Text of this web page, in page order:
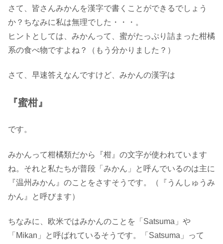
さて、皆さんみかんを漢字で書くことができるでしょう
か？ちなみに私は無理でした・・・。
ヒントとしては、みかんって、蜜がたっぷり詰まった柑橘
系の食べ物ですよね？（もう分かりました？）
さて、早速答えなんですけど、みかんの漢字は
『蜜柑』
です。
みかんって柑橘類だから『柑』の文字が使われています
ね。それと私たちが普段「みかん」と呼んでいるのは主に
『温州みかん』のことをさすそうです。（『うんしゅうみ
かん』と呼びます）
ちなみに、欧米ではみかんのことを「Satsuma」や
「Mikan」と呼ばれているそうです。「Satsuma」って